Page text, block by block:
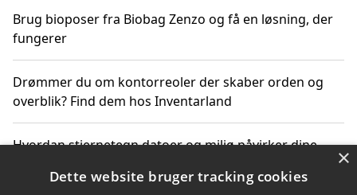
Brug bioposer fra Biobag Zenzo og få en løsning, der
fungerer
Drømmer du om kontorreoler der skaber orden og
overblik? Find dem hos Inventarland
Hvordan stjernetegn datoer og miljø påvirker dine
×
Dette website bruger tracking cookies